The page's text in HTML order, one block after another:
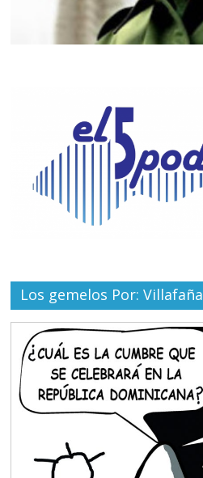
Los gemelos Por: Villafaña